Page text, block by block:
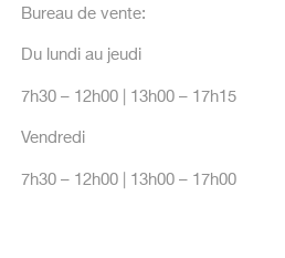
Bureau de vente:
Du lundi au jeudi
7h30 – 12h00 | 13h00 – 17h15
Vendredi
7h30 – 12h00 | 13h00 – 17h00